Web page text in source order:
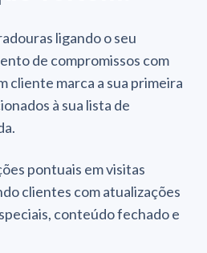
ligando o seu
de compromissos com
cliente marca a sua primeira
à sua lista de
pontuais em visitas
clientes com atualizações
conteúdo fechado e